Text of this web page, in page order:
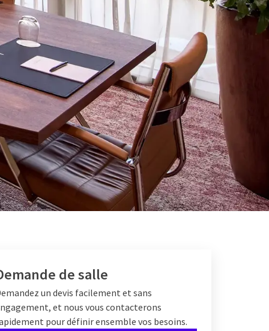
de salle
un devis facilement et sans
et nous vous contacterons
pour définir ensemble vos besoins.